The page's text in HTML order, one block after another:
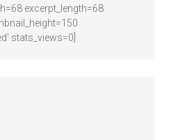
excerpt_length=68
stats_views=0]